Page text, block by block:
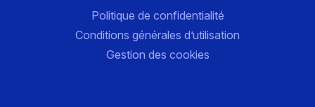
Politique de confidentialité
Conditions générales d’utilisation
Gestion des cookies